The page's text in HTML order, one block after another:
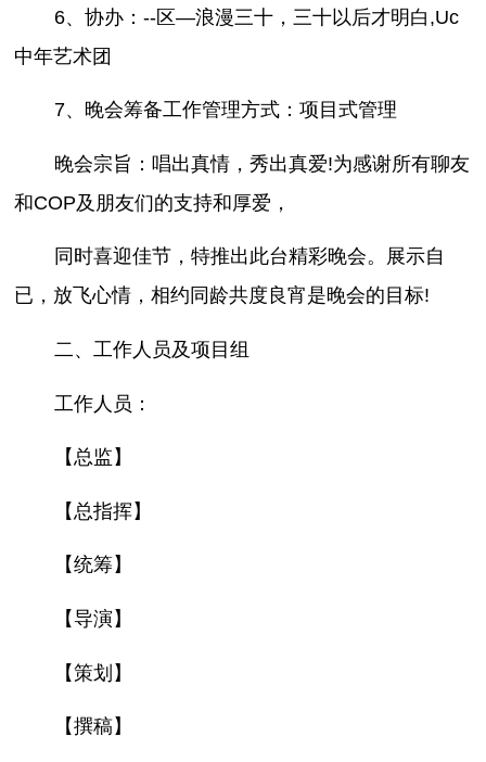
6、协办：--区—浪漫三十，三十以后才明白,Uc
中年艺术团
7、晚会筹备工作管理方式：项目式管理
晚会宗旨：唱出真情，秀出真爱!为感谢所有聊友
和COP及朋友们的支持和厚爱，
同时喜迎佳节，特推出此台精彩晚会。展示自
已，放飞心情，相约同龄共度良宵是晚会的目标!
二、工作人员及项目组
工作人员：
【总监】
【总指挥】
【统筹】
【导演】
【策划】
【撰稿】